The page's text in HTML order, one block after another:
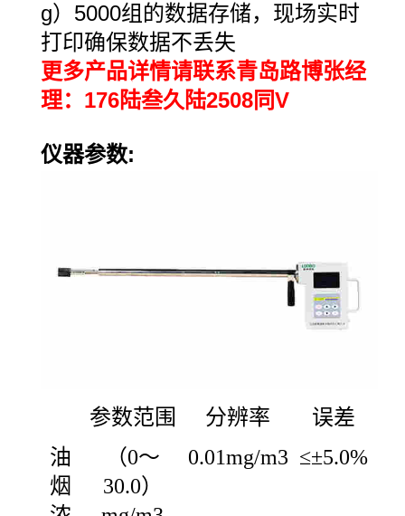
g）5000组的数据存储，现场实时
打印确保数据不丢失
更多产品详情请联系青岛路博张经
理：176陆叁久陆2508同V
仪器参数:
参数范围 分辨率
误差
油
烟
（0～
30.0）
0.01mg/m3 ≤±5.0%